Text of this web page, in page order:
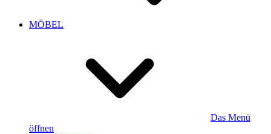
MÖBEL
Das Menü
öffnen